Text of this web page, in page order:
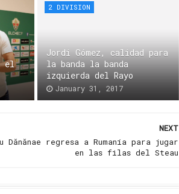
el
2 DIVISION
Jordi Gómez, calidad para
la banda la banda
izquierda del Rayo
January 31, 2017
NEXT
Dănănae regresa a Rumanía para jugar
en las filas del Steau